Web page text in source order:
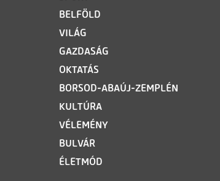
BELFÖLD
VILÁG
GAZDASÁG
OKTATÁS
BORSOD-ABAÚJ-ZEMPLÉN
KULTÚRA
VÉLEMÉNY
BULVÁR
ÉLETMÓD